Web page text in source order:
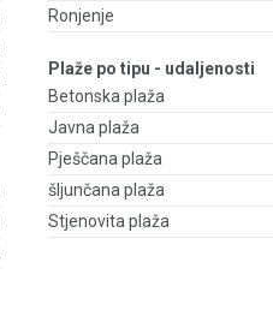
Ronjenje
Plaže po tipu - udaljenosti
Betonska plaža
Javna plaža
Pješčana plaža
šljunčana plaža
Stjenovita plaža